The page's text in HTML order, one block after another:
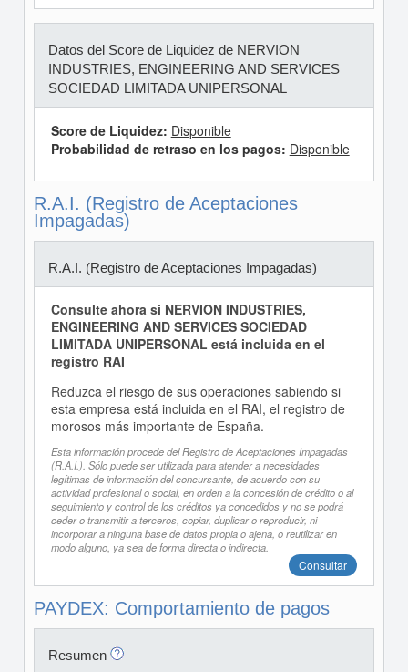
Datos del Score de Liquidez de NERVION
INDUSTRIES, ENGINEERING AND SERVICES
SOCIEDAD LIMITADA UNIPERSONAL
Score de Liquidez: Disponible
Probabilidad de retraso en los pagos: Disponible
R.A.I. (Registro de Aceptaciones
Impagadas)
R.A.I. (Registro de Aceptaciones Impagadas)
Consulte ahora si NERVION INDUSTRIES,
ENGINEERING AND SERVICES SOCIEDAD
LIMITADA UNIPERSONAL está incluida en el
registro RAI
Reduzca el riesgo de sus operaciones sabiendo si
esta empresa está incluida en el RAI, el registro de
morosos más importante de España.
Esta información procede del Registro de Aceptaciones Impagadas
(R.A.I.). Sólo puede ser utilizada para atender a necesidades
legítimas de información del concursante, de acuerdo con su
actividad profesional o social, en orden a la concesión de crédito o al
seguimiento y control de los créditos ya concedidos y no se podrá
ceder o transmitir a terceros, copiar, duplicar o reproducir, ni
incorporar a ninguna base de datos propia o ajena, o reutilizar en
modo alguno, ya sea de forma directa o indirecta.
Consultar
PAYDEX: Comportamiento de pagos
Resumen